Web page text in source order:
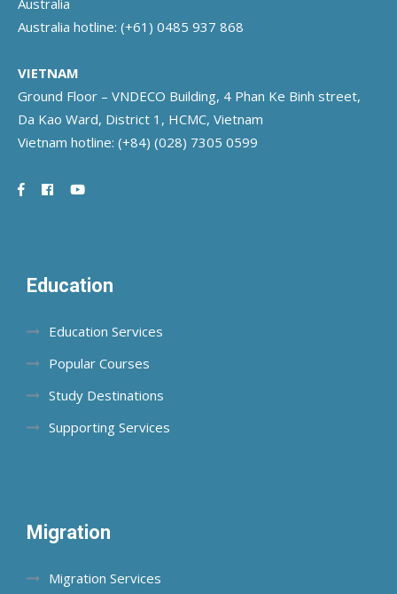
Australia hotline: (+61) 0485 937 868
VIETNAM
Ground Floor – VNDECO Building, 4 Phan Ke Binh street,
Da Kao Ward, District 1, HCMC, Vietnam
Vietnam hotline: (+84) (028) 7305 0599
Education
Education Services
Popular Courses
Study Destinations
Supporting Services
Migration
Migration Services